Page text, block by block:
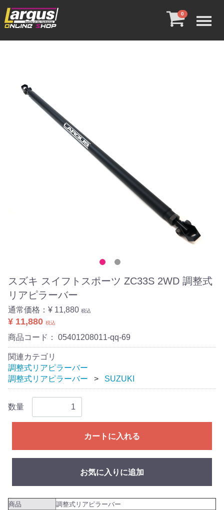
0
スズキ スイフトスポーツ ZC33S 2WD 調整式
リアピラーバー
通常価格： ¥ 11,880 税込
¥ 11,880 税込
商品コード： 05401208011-qq-69
関連カテゴリ
調整式リアピラーバー
調整式リアピラーバー
SUZUKI
数量
カートに入れる
お気に入りに追加
商品
調整式リアピラーバー